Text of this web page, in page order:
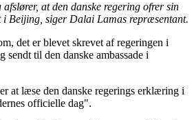
at den danske regering ofrer sin
Beijing, siger Dalai Lamas repræsentant.
det er blevet skrevet af regeringen i
til den danske ambassade i
at læse den danske regerings erklæring i
officielle dag".